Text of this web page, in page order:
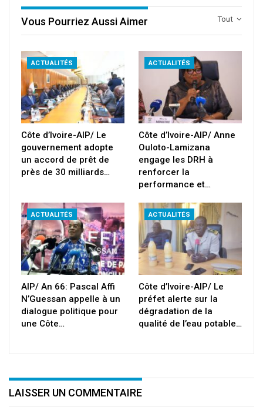
Tout
Vous Pourriez Aussi Aimer
ACTUALITÉS
Côte d’Ivoire-AIP/ Le
gouvernement adopte
un accord de prêt de
près de 30 milliards…
ACTUALITÉS
Côte d’Ivoire-AIP/ Anne
Ouloto-Lamizana
engage les DRH à
renforcer la
performance et…
ACTUALITÉS
AIP/ An 66: Pascal Affi
N’Guessan appelle à un
dialogue politique pour
une Côte…
ACTUALITÉS
Côte d’Ivoire-AIP/ Le
préfet alerte sur la
dégradation de la
qualité de l’eau potable…
LAISSER UN COMMENTAIRE